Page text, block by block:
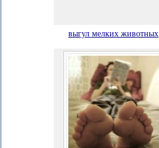
выгул мелких животных